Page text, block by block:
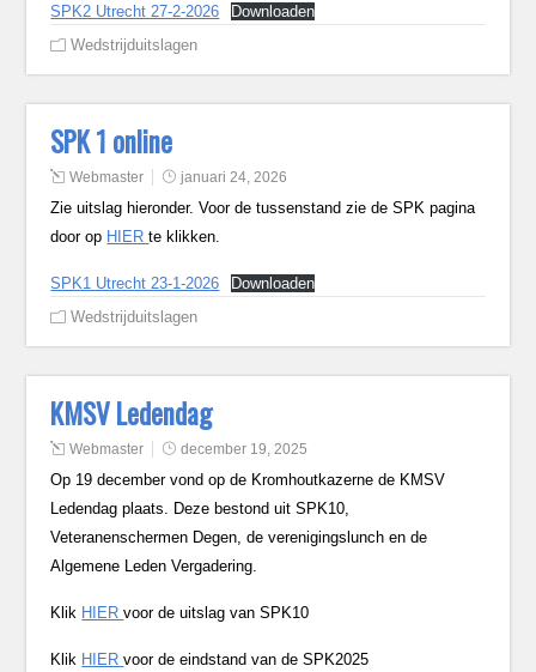
SPK2 Utrecht 27-2-2026
Downloaden
Wedstrijduitslagen
SPK 1 online
Webmaster januari 24, 2026
Zie uitslag hieronder. Voor de tussenstand zie de SPK pagina
door op HIERte klikken.
SPK1 Utrecht 23-1-2026
Downloaden
Wedstrijduitslagen
KMSV Ledendag
Webmaster december 19, 2025
Op 19 december vond op de Kromhoutkazerne de KMSV
Ledendag plaats. Deze bestond uit SPK10,
Veteranenschermen Degen, de verenigingslunch en de
Algemene Leden Vergadering.
Klik HIERvoor de uitslag van SPK10
Klik HIERvoor de eindstand van de SPK2025